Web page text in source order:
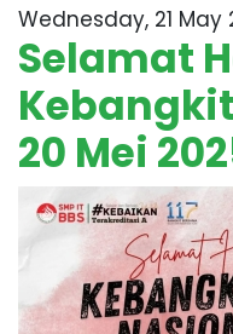
Wednesday, 21 May
Selamat
20 Mei